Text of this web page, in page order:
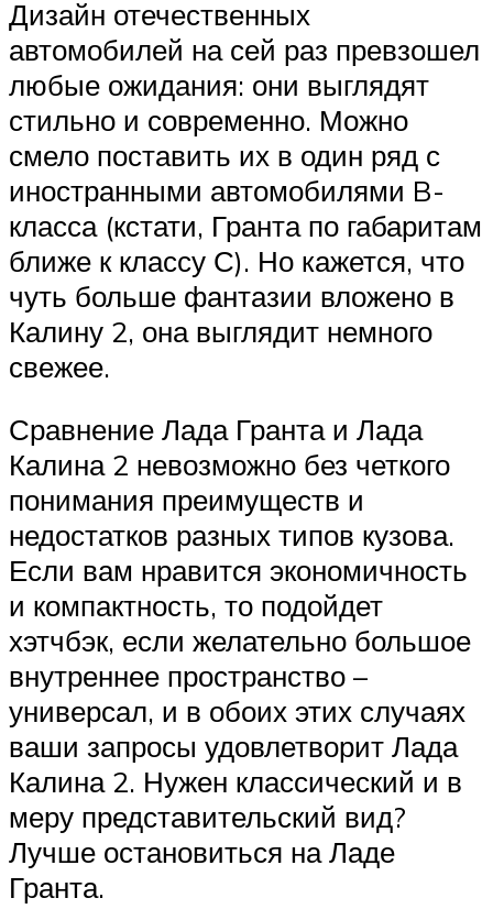
Дизайн отечественных
автомобилей на сей раз превзошел
любые ожидания: они выглядят
стильно и современно. Можно
смело поставить их в один ряд с
иностранными автомобилями B-
класса (кстати, Гранта по габаритам
ближе к классу С). Но кажется, что
чуть больше фантазии вложено в
Калину 2, она выглядит немного
свежее.
Сравнение Лада Гранта и Лада
Калина 2 невозможно без четкого
понимания преимуществ и
недостатков разных типов кузова.
Если вам нравится экономичность
и компактность, то подойдет
хэтчбэк, если желательно большое
внутреннее пространство –
универсал, и в обоих этих случаях
ваши запросы удовлетворит Лада
Калина 2. Нужен классический и в
меру представительский вид?
Лучше остановиться на Ладе
Гранта.